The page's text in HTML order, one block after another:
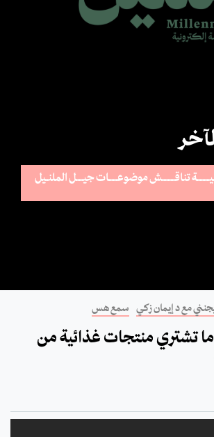
تناقـــــــــش موضوعــــــات جيـــــل الملنــيل
مع د إيمان زكي سمع هس
تشتري منتجات غذائية من